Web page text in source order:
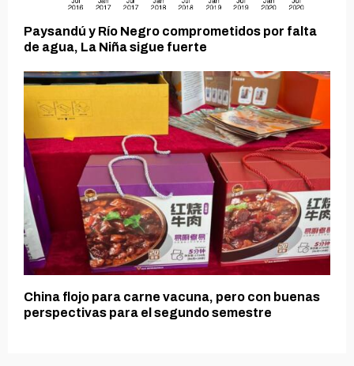
Paysandú y Río Negro comprometidos por falta
de agua, La Niña sigue fuerte
China flojo para carne vacuna, pero con buenas
perspectivas para el segundo semestre